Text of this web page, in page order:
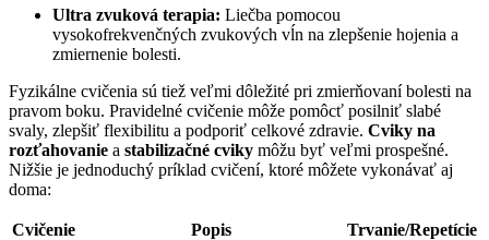
Ultra zvuková terapia: Liečba pomocou
vysokofrekvenčných zvukových vĺn na zlepšenie hojenia a
zmiernenie bolesti.
Fyzikálne cvičenia sú tiež veľmi dôležité pri zmierňovaní bolesti na
pravom boku. Pravidelné cvičenie môže pomôcť posilniť slabé
svaly, zlepšiť flexibilitu a podporiť celkové zdravie. Cviky na
rozťahovanie a stabilizačné cviky môžu byť veľmi prospešné.
Nižšie je jednoduchý príklad cvičení, ktoré môžete vykonávať aj
doma:
Cvičenie Popis
Trvanie/Repetície